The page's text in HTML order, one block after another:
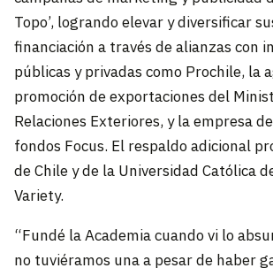
Topo’, logrando elevar y diversificar
financiación a través de alianzas con
públicas y privadas como Prochile, la
promoción de exportaciones del
Relaciones Exteriores, y la empresa
fondos Focus. El respaldo adicional
de Chile y de la Universidad Católica
Variety.
“Fundé la Academia cuando vi lo
no tuviéramos una a pesar de haber